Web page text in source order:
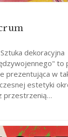
dekoracyjna
to
prezentująca w
estetyki
przestrzenią…